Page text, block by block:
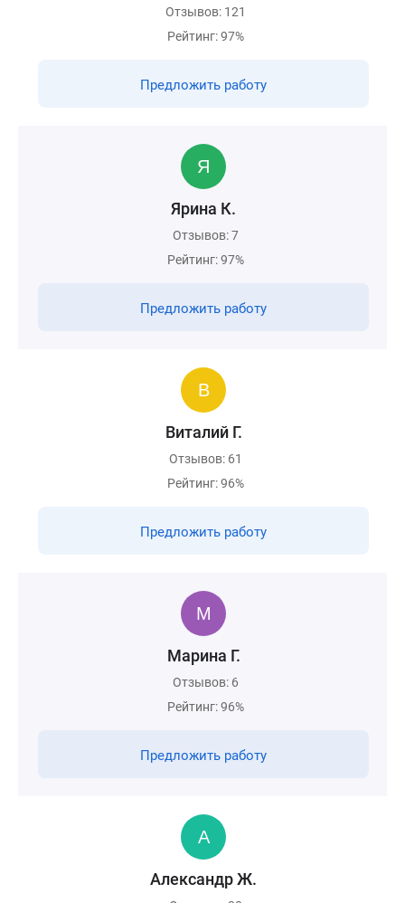
Отзывов: 121
Рейтинг: 97%
Предложить работу
Ярина К.
Отзывов: 7
Рейтинг: 97%
Предложить работу
Виталий Г.
Отзывов: 61
Рейтинг: 96%
Предложить работу
Марина Г.
Отзывов: 6
Рейтинг: 96%
Предложить работу
Александр Ж.